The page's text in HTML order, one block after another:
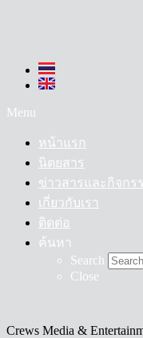
Menu
หน้าแรก
นิตยสาร
ข่าวสารและกิจกร
เกี่ยวกับเรา
ติดต่อ
ค้นหา
Search
Close
Crews Media &